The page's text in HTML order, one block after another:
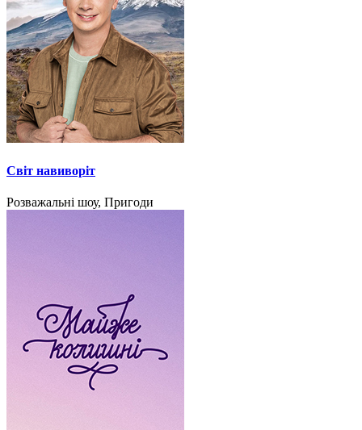
Світ навиворіт
Розважальні шоу, Пригоди